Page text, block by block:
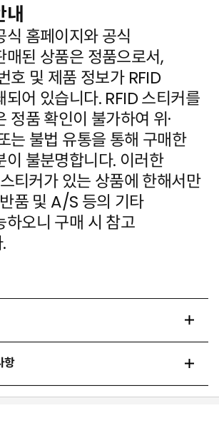
내
식 홈페이지와 공식
매된 상품은 정품으로서,
호 및 제품 정보가 RFID
되어 있습니다. RFID 스티커를
정품 확인이 불가하여 위·
는 불법 유통을 통해 구매한
이 불분명합니다. 이러한
티커가 있는 상품에 한해서만
품 및 A/S 등의 기타
하오니 구매 시 참고
항